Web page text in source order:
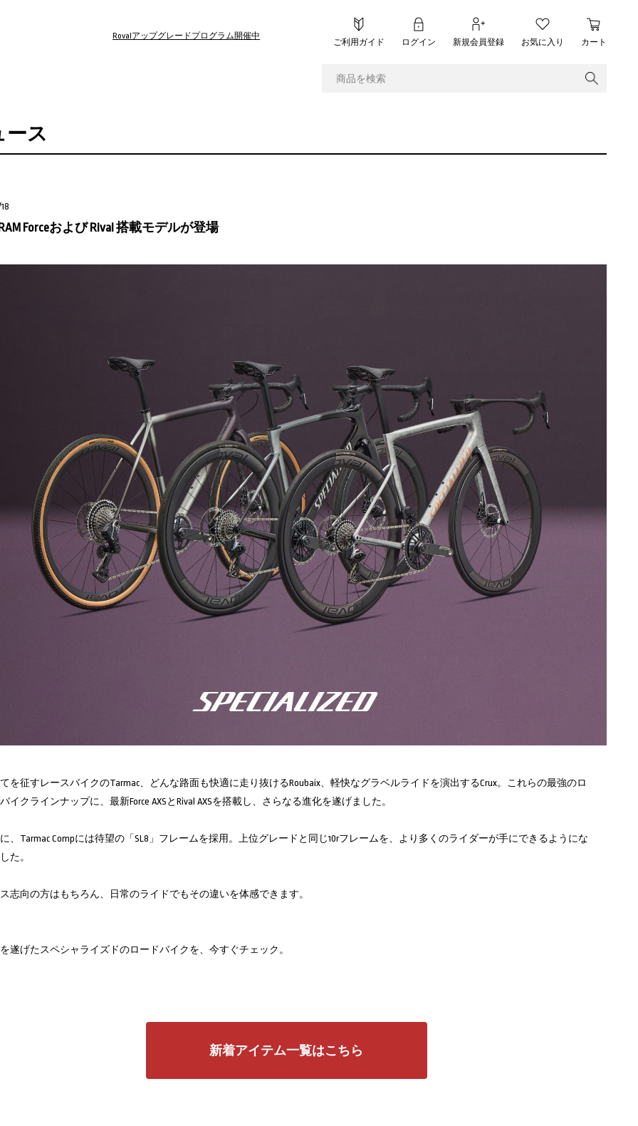
Rovalアップグレードプログラム開催中
ご利用ガイド ログイン 新規会員登録 お気に入り カート
ース
Forceおよび Rival 搭載モデルが登場
を征すレースバイクのTarmac、どんな路面も快適に走り抜けるRoubaix、軽快なグラベルライドを演出するCrux。これらの最強のロ
イクラインナップに、最新Force AXSとRival AXSを搭載し、さらなる進化を遂げました。
、Tarmac Compには待望の「SL8」フレームを採用。上位グレードと同じ10rフレームを、より多くのライダーが手にできるようにな
た。
志向の方はもちろん、日常のライドでもその違いを体感できます。
遂げたスペシャライズドのロードバイクを、今すぐチェック。
新着アイテム一覧はこちら